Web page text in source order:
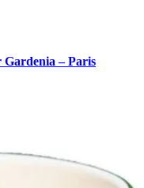
Gardenia – Paris